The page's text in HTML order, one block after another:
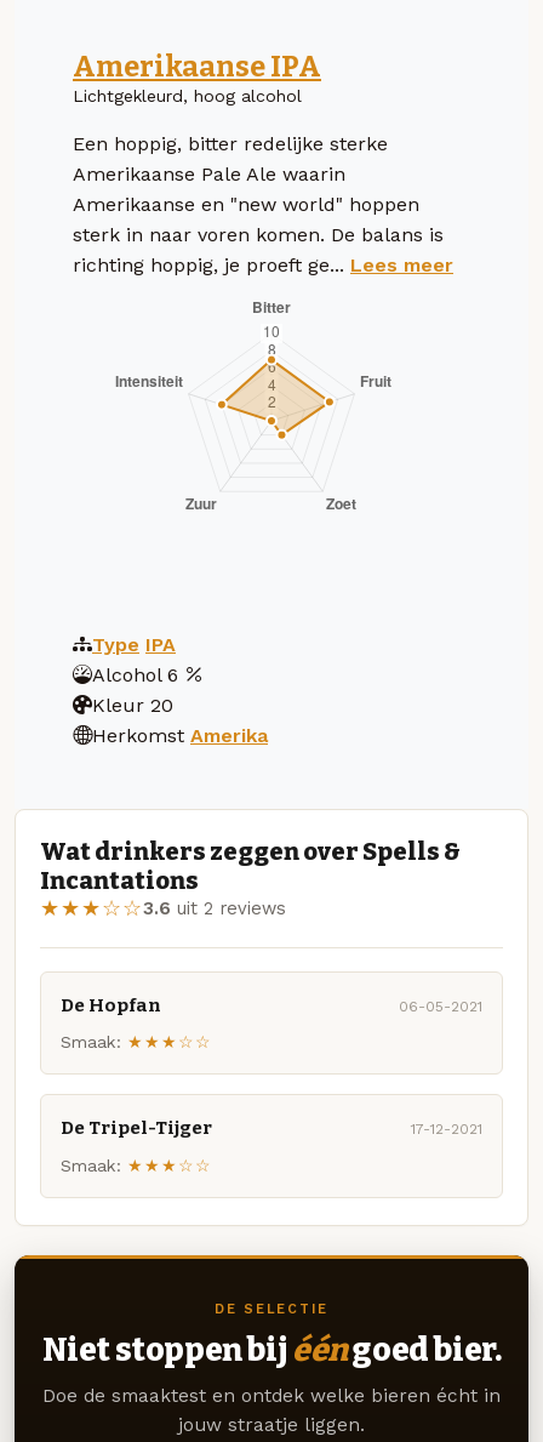
Amerikaanse IPA
Lichtgekleurd, hoog alcohol
Een hoppig, bitter redelijke sterke
Amerikaanse Pale Ale waarin
Amerikaanse en "new world" hoppen
sterk in naar voren komen. De balans is
richting hoppig, je proeft ge... Lees meer
Type IPA
Alcohol 6
Kleur 20
Herkomst Amerika
Wat drinkers zeggen over Spells &
Incantations
★★★☆☆3.6 uit 2 reviews
De Hopfan 06-05-2021
Smaak: ★★★☆☆
De Tripel-Tijger 17-12-2021
Smaak: ★★★☆☆
DE SELECTIE
Niet stoppen bij ééngoed bier.
Doe de smaaktest en ontdek welke bieren écht in
jouw straatje liggen.